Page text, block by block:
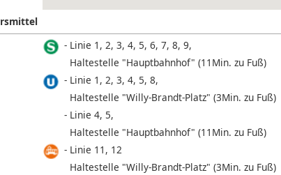
Linie 1, 2, 3, 4, 5, 6, 7, 8, 9,
Haltestelle "Hauptbahnhof" (11Min. zu Fuß)
Linie 1, 2, 3, 4, 5, 8,
Haltestelle "Willy-Brandt-Platz" (3Min. zu Fuß)
Linie 4, 5,
Haltestelle "Hauptbahnhof" (11Min. zu Fuß)
Linie 11, 12
Haltestelle "Willy-Brandt-Platz" (3Min. zu Fuß)